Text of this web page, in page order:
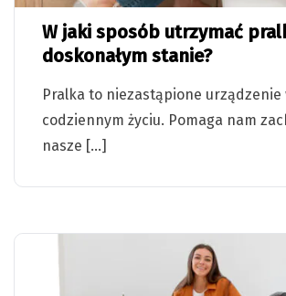
W jaki sposób utrzymać
doskonałym stanie?
Pralka to niezastąpione urządzenie
codziennym życiu. Pomaga nam
nasze […]